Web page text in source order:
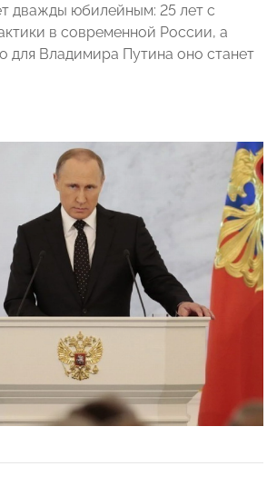
дважды юбилейным: 25 лет с
в современной России, а
для Владимира Путина оно станет